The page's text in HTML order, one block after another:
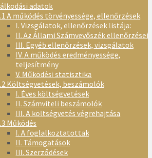
adatok
A működés törvényessége, ellenőrzések
I. Vizsgálatok, ellenőrzések listája:
II. Az Állami Számvevőszék ellenőrzései
III. Egyéb ellenőrzések, vizsgálatok
IV. A működés eredményessége,
teljesítmény
V. Működési statisztika
Költségvetések, beszámolók
I. Éves költségvetések
II. Számviteli beszámolók
III. A költségvetés végrehajtása
Működés
I. A foglalkoztatottak
II. Támogatások
III. Szerződések